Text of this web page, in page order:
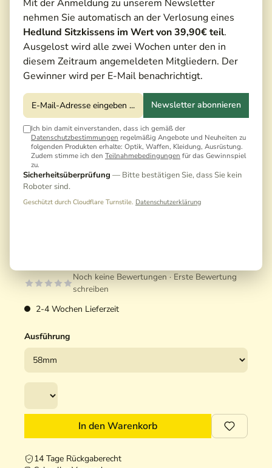
Mit der Anmeldung zu unserem Newsletter
nehmen Sie automatisch an der Verlosung eines
Hedlund Sitzkissens im Wert von 39,90€ teil.
Ausgelost wird alle zwei Wochen unter den in
diesem Zeitraum angemeldeten Mitgliedern. Der
Gewinner wird per E-Mail benachrichtigt.
Newsletter abonnieren
Ich bin damit einverstanden, dass ich gemäß der
Datenschutzbestimmungen regelmäßig Angebote und Neuheiten zu
folgenden Produkten erhalte: Optik, Waffen, Kleidung, Ausrüstung.
Zudem stimme ich den Teilnahmebedingungen für das Gewinnspiel
zu.
Sicherheitsüberprüfung — Bitte bestätigen Sie, dass Sie kein
Roboter sind.
Geschützt durch Cloudflare Turnstile. Datenschutzerklärung
Noch keine Bewertungen · Erste Bewertung
schreiben
2-4 Wochen Lieferzeit
Ausführung
In den Warenkorb
14 Tage Rückgaberecht